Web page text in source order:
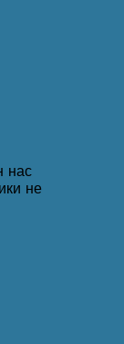
нас
не